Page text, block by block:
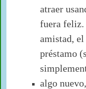
atraer
fuera feliz.
amistad,
préstamo
algo